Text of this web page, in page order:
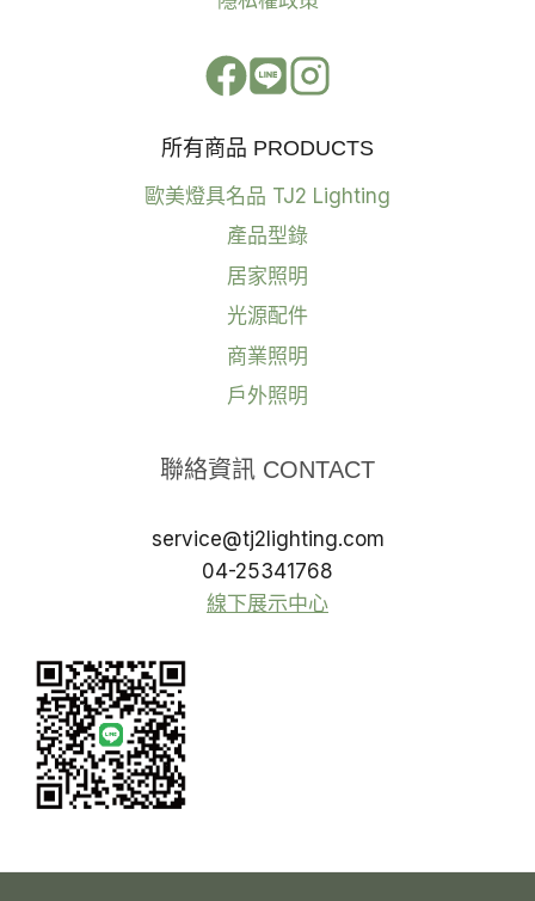
所有商品 PRODUCTS
歐美燈具名品 TJ2 Lighting
產品型錄
居家照明
光源配件
商業照明
戶外照明
聯絡資訊 CONTACT
service@tj2lighting.com
04-25341768
線下展示中心